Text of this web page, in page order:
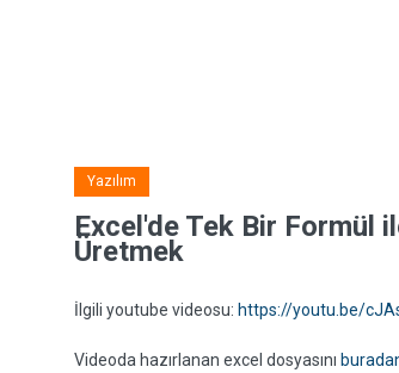
Yazılım
Excel'de Tek Bir Formül
Üretmek
İlgili youtube videosu: https://youtu.be/
Videoda hazırlanan excel dosyasını